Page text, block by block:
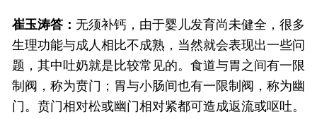
崔玉涛答： 无须补钙，由于婴儿发育尚未健全，很多
生理功能与成人相比不成熟，当然就会表现出一些问
题，其中吐奶就是比较常见的。食道与胃之间有一限
制阀，称为贲门；胃与小肠间也有一限制阀，称为幽
门。贲门相对松或幽门相对紧都可造成返流或呕吐。